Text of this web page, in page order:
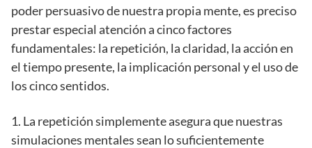
poder persuasivo de nuestra propia mente, es preciso
prestar especial atención a cinco factores
fundamentales: la repetición, la claridad, la acción en
el tiempo presente, la implicación personal y el uso de
los cinco sentidos.
1. La repetición simplemente asegura que nuestras
simulaciones mentales sean lo suficientemente